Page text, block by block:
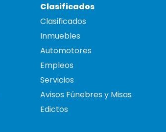
Clasificados
Clasificados
Inmuebles
Automotores
Empleos
Servicios
Avisos Fúnebres y Misas
Edictos